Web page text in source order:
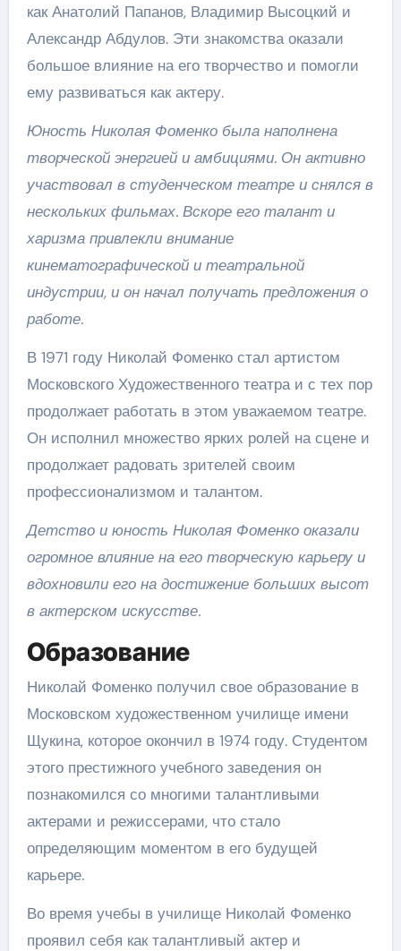
как Анатолий Папанов, Владимир Высоцкий и
Александр Абдулов. Эти знакомства оказали
большое влияние на его творчество и помогли
ему развиваться как актеру.
Юность Николая Фоменко была наполнена
творческой энергией и амбициями. Он активно
участвовал в студенческом театре и снялся в
нескольких фильмах. Вскоре его талант и
харизма привлекли внимание
кинематографической и театральной
индустрии, и он начал получать предложения о
работе.
В 1971 году Николай Фоменко стал артистом
Московского Художественного театра и с тех пор
продолжает работать в этом уважаемом театре.
Он исполнил множество ярких ролей на сцене и
продолжает радовать зрителей своим
профессионализмом и талантом.
Детство и юность Николая Фоменко оказали
огромное влияние на его творческую карьеру и
вдохновили его на достижение больших высот
в актерском искусстве.
Образование
Николай Фоменко получил свое образование в
Московском художественном училище имени
Щукина, которое окончил в 1974 году. Студентом
этого престижного учебного заведения он
познакомился со многими талантливыми
актерами и режиссерами, что стало
определяющим моментом в его будущей
карьере.
Во время учебы в училище Николай Фоменко
проявил себя как талантливый актер и